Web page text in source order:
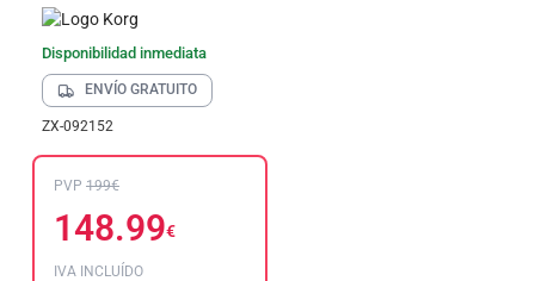
Disponibilidad inmediata
ENVÍO GRATUITO
ZX-092152
PVP 199€
148.99€
IVA INCLUÍDO